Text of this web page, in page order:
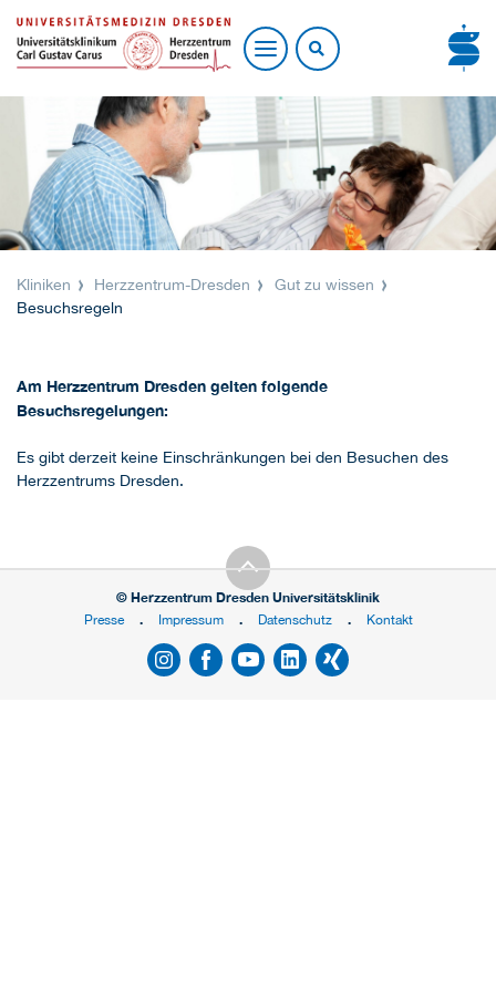
Kliniken Herzzentrum-Dresden
Gut zu wissen
Besuchsregeln
Am Herzzentrum Dresden gelten folgende
Besuchsregelungen:
Es gibt derzeit keine Einschränkungen bei den Besuchen des
Herzzentrums Dresden.
© Herzzentrum Dresden Universitätsklinik
Presse
Impressum Datenschutz Kontakt